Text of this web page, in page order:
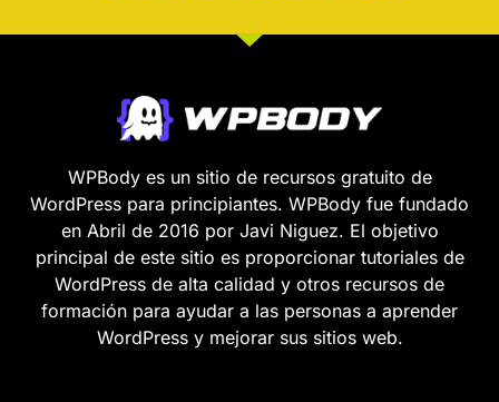
WPBody es un sitio de recursos gratuito de
WordPress para principiantes. WPBody fue fundado
en Abril de 2016 por Javi Niguez. El objetivo
principal de este sitio es proporcionar tutoriales de
WordPress de alta calidad y otros recursos de
formación para ayudar a las personas a aprender
WordPress y mejorar sus sitios web.